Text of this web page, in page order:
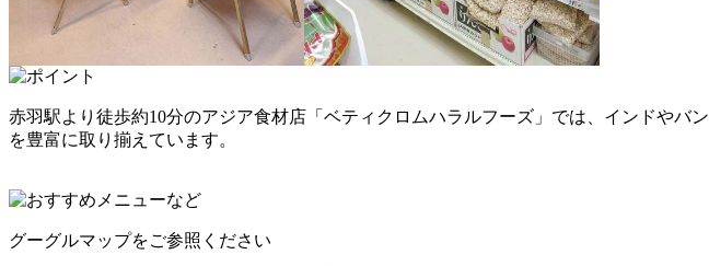
赤羽駅より徒歩約10分のアジア食材店「ベティクロムハラルフーズ」では、インドや
を豊富に取り揃えています。
グーグルマップをご参照ください